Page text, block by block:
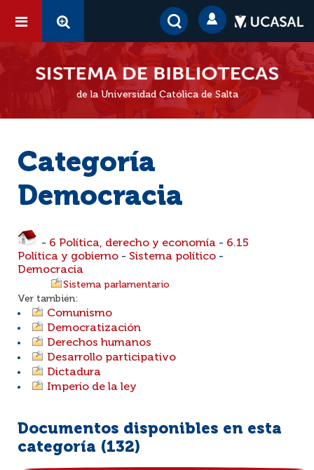
de la Universidad Católica de Salta
Categoría
Democracia
- 6 Política, derecho y economía - 6.15
Política y gobierno - Sistema político -
Democracia
Sistema parlamentario
Ver también:
Comunismo
Democratización
Derechos humanos
Desarrollo participativo
Dictadura
Imperio de la ley
Documentos disponibles en esta
categoría (132)